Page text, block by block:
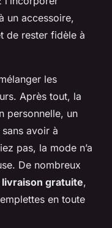
un accessoire,
de rester fidèle à
les
Après tout, la
personnelle, un
avoir à
pas, la mode n’a
De nombreux
livraison gratuite,
en toute